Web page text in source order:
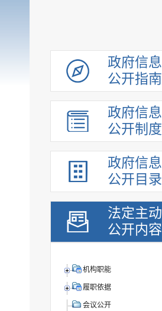
政府信息
公开指南
政府信息
公开制度
政府信息
公开目录
法定主动
公开内容
机构职能
履职依据
会议公开